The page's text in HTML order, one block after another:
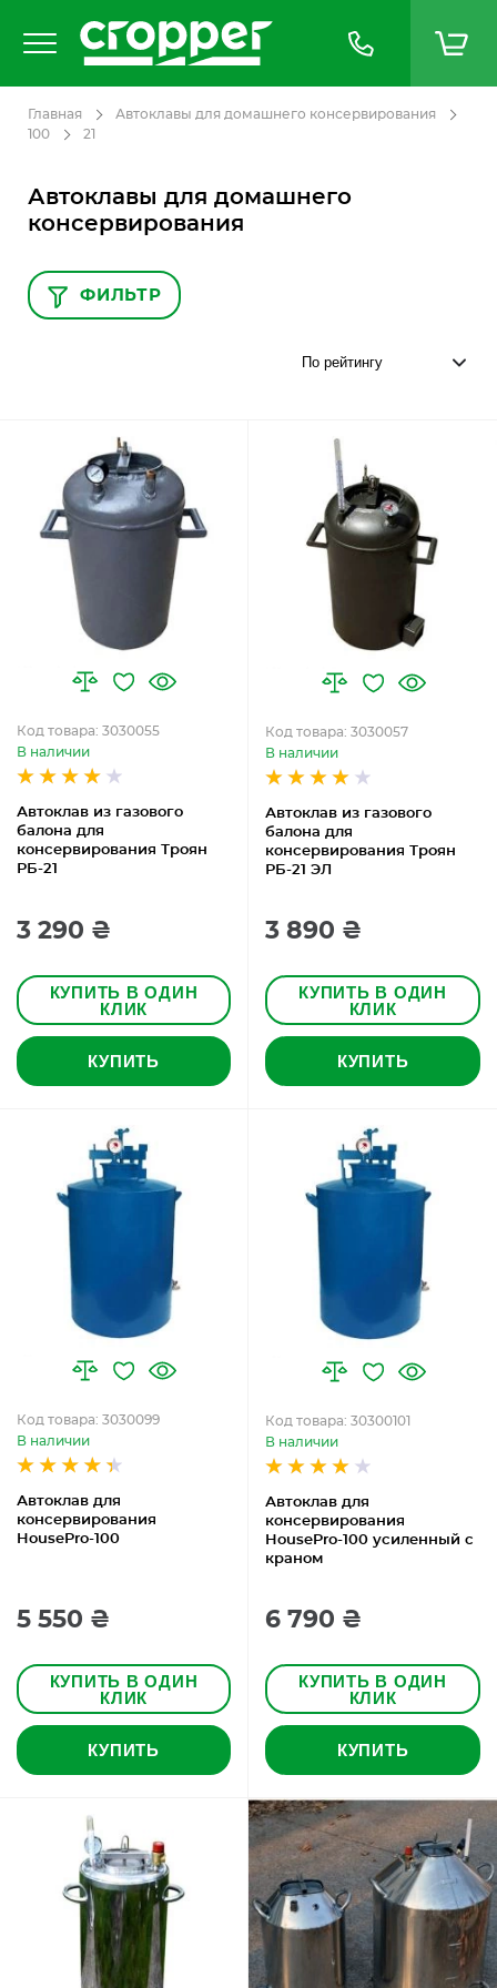
Главная
Автоклавы для домашнего консервирования
100
21
Автоклавы для домашнего
консервирования
Автоклав из газового
балона для
консервирования Троян
РБ-21
Код товара: 3030055
В наличии
3 290 ₴
КУПИТЬ В ОДИН
КЛИК
КУПИТЬ
Автоклав из газового
балона для
консервирования Троян
РБ-21 ЭЛ
Код товара: 3030057
В наличии
3 890 ₴
КУПИТЬ В ОДИН
КЛИК
КУПИТЬ
Автоклав для
консервирования
HousePro-100
Код товара: 3030099
В наличии
5 550 ₴
КУПИТЬ В ОДИН
КЛИК
КУПИТЬ
Автоклав для
консервирования
HousePro-100 усиленный с
краном
Код товара: 30300101
В наличии
6 790 ₴
КУПИТЬ В ОДИН
КЛИК
КУПИТЬ
ФИЛЬТР